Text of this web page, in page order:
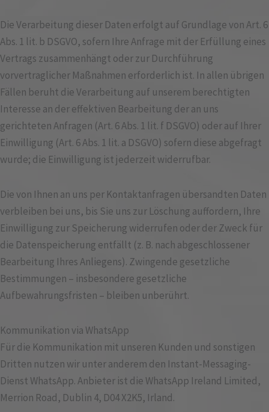
Die Verarbeitung dieser Daten erfolgt auf Grundlage von Art. 6
Abs. 1 lit. b DSGVO, sofern Ihre Anfrage mit der Erfüllung eines
Vertrags zusammenhängt oder zur Durchführung
vorvertraglicher Maßnahmen erforderlich ist. In allen übrigen
Fällen beruht die Verarbeitung auf unserem berechtigten
Interesse an der effektiven Bearbeitung der an uns
gerichteten Anfragen (Art. 6 Abs. 1 lit. f DSGVO) oder auf Ihrer
Einwilligung (Art. 6 Abs. 1 lit. a DSGVO) sofern diese abgefragt
wurde; die Einwilligung ist jederzeit widerrufbar.
Die von Ihnen an uns per Kontaktanfragen übersandten Daten
verbleiben bei uns, bis Sie uns zur Löschung auffordern, Ihre
Einwilligung zur Speicherung widerrufen oder der Zweck für
die Datenspeicherung entfällt (z. B. nach abgeschlossener
Bearbeitung Ihres Anliegens). Zwingende gesetzliche
Bestimmungen – insbesondere gesetzliche
Aufbewahrungsfristen – bleiben unberührt.
Kommunikation via WhatsApp
Für die Kommunikation mit unseren Kunden und sonstigen
Dritten nutzen wir unter anderem den Instant-Messaging-
Dienst WhatsApp. Anbieter ist die WhatsApp Ireland Limited,
Merrion Road, Dublin 4, D04 X2K5, Irland.